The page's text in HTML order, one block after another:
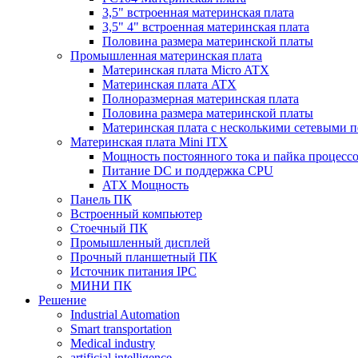
3,5" встроенная материнская плата
3,5" 4" встроенная материнская плата
Половина размера материнской платы
Промышленная материнская плата
Материнская плата Micro ATX
Материнская плата ATX
Полноразмерная материнская плата
Половина размера материнской платы
Материнская плата с несколькими сетевыми
Материнская плата Mini ITX
Мощность постоянного тока и пайка
Питание DC и поддержка CPU
ATX Мощность
Панель ПК
Встроенный компьютер
Стоечный ПК
Промышленный дисплей
Прочный планшетный ПК
Источник питания IPC
МИНИ ПК
Решение
Industrial Automation
Smart transportation
Medical industry